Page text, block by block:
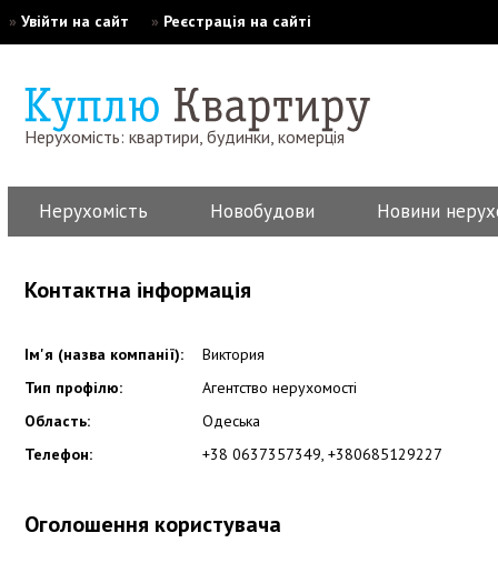
» Увійти на сайт » Реєстрація на сайті
Нерухомість: квартири, будинки, комерція
Нерухомість Новобудови Новини
Контактна інформація
Ім'я (назва компанії):
Виктория
Тип профілю:
Агентство нерухомості
Область:
Одеська
Телефон:
+38 0637357349, +380685129227
Оголошення користувача